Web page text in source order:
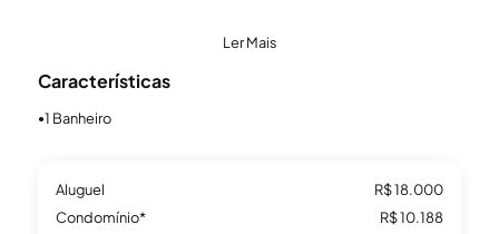
vagas para mais de 1.000 veículos, 28 lojas, operações de
*Móveis não fazem parte da locação, será vendido a parte.
Ler Mais
Características
●1 Banheiro
Aluguel
R$ 18.000
Condomínio*
R$ 10.188